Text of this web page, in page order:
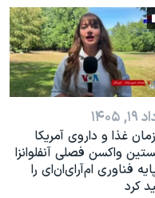
۱۴۰۵
غذا و داروی آمریکا
واکسن فصلی آنفلوانزا
فناوری ام‌آر‌ای‌ان‌ای را
کرد